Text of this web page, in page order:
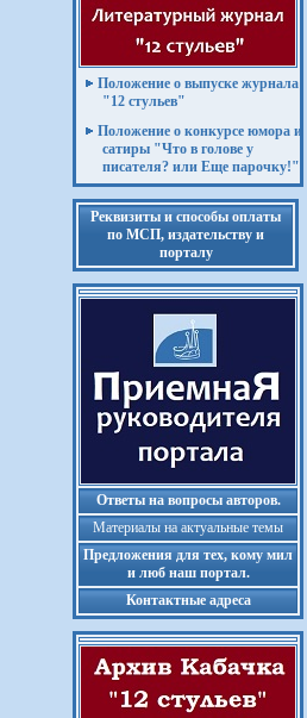
Положение о выпуске журнала
"12 стульев"
Положение о конкурсе юмора и
сатиры "Что в голове у
писателя? или Еще парочку!"
Реквизиты и способы оплаты
по МСП, издательству и
порталу
Ответы на вопросы авторов.
Материалы на актуальные темы
Предложения для тех, кому мил
и люб наш портал.
Контактные адреса